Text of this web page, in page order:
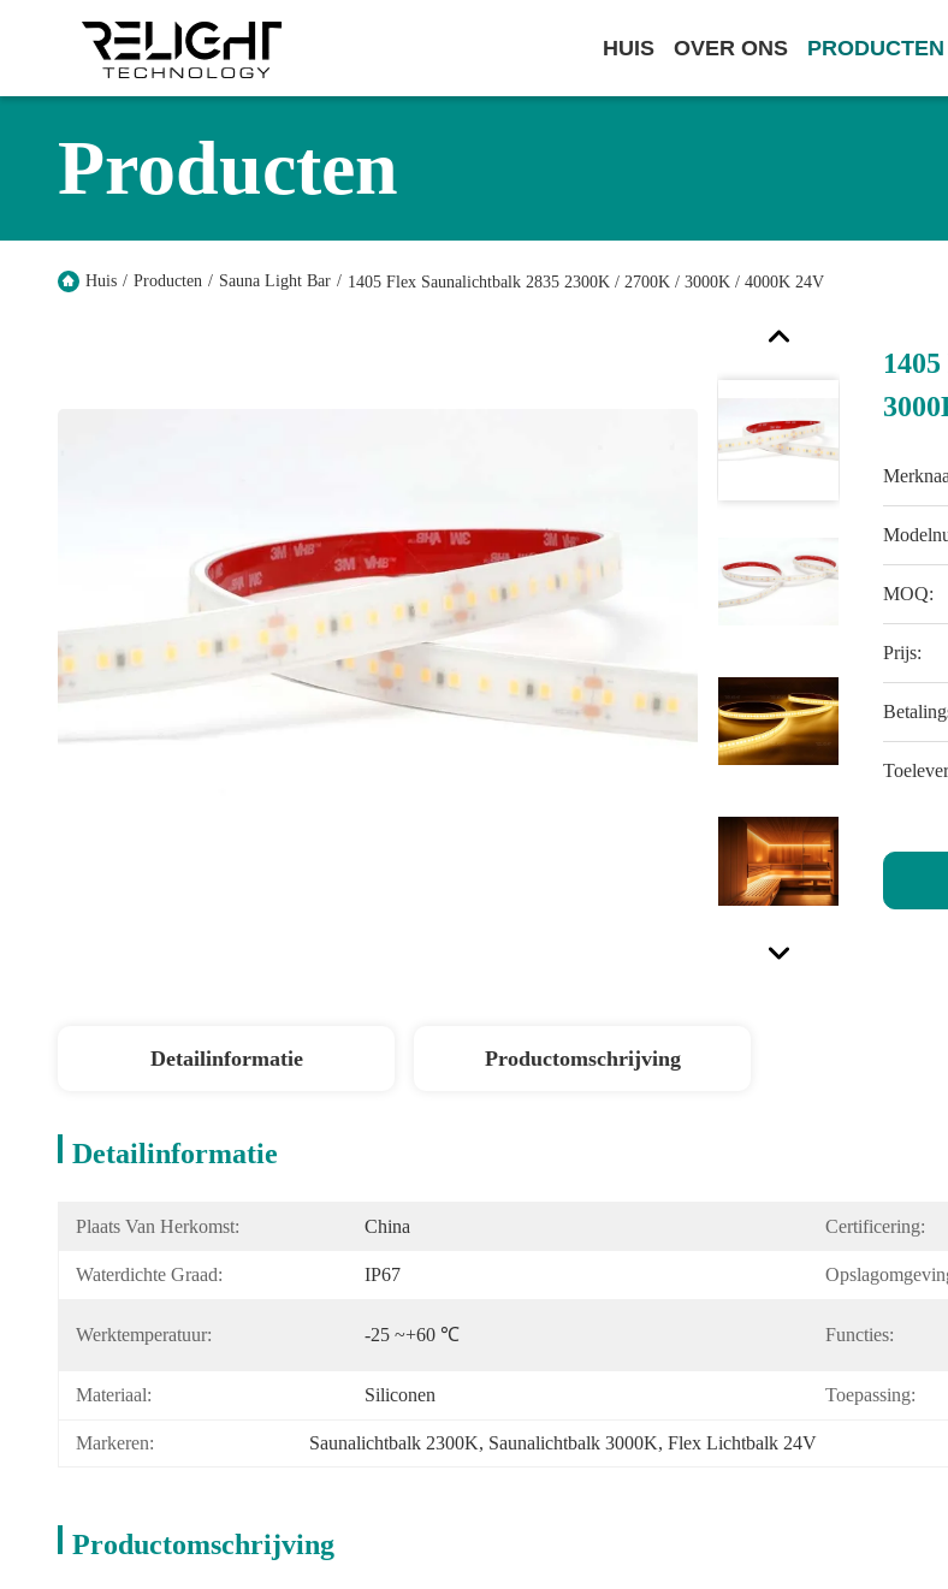
HUIS OVER ONS PRODUCTEN
Producten
Huis / Producten / Sauna Light Bar / 1405 Flex Saunalichtbalk 2835 2300K / 2700K / 3000K / 4000K 24V
MOQ:
Prijs:
Detailinformatie Productomschrijving
Detailinformatie
Plaats Van Herkomst: China Certificering:
Waterdichte Graad: IP67
Werktemperatuur: -25 ~+60 ℃ Functies:
Materiaal: Siliconen Toepassing:
Markeren: Saunalichtbalk 2300K, Saunalichtbalk 3000K, Flex Lichtbalk 24V
Productomschrijving